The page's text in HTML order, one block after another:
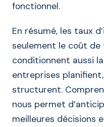
fonctionnel.
En résumé, les taux
seulement le coût de
conditionnent aussi
entreprises
structurent.
nous permet
meilleures décisions